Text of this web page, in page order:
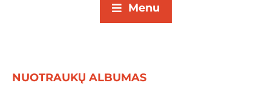
Menu
NUOTRAUKŲ ALBUMAS